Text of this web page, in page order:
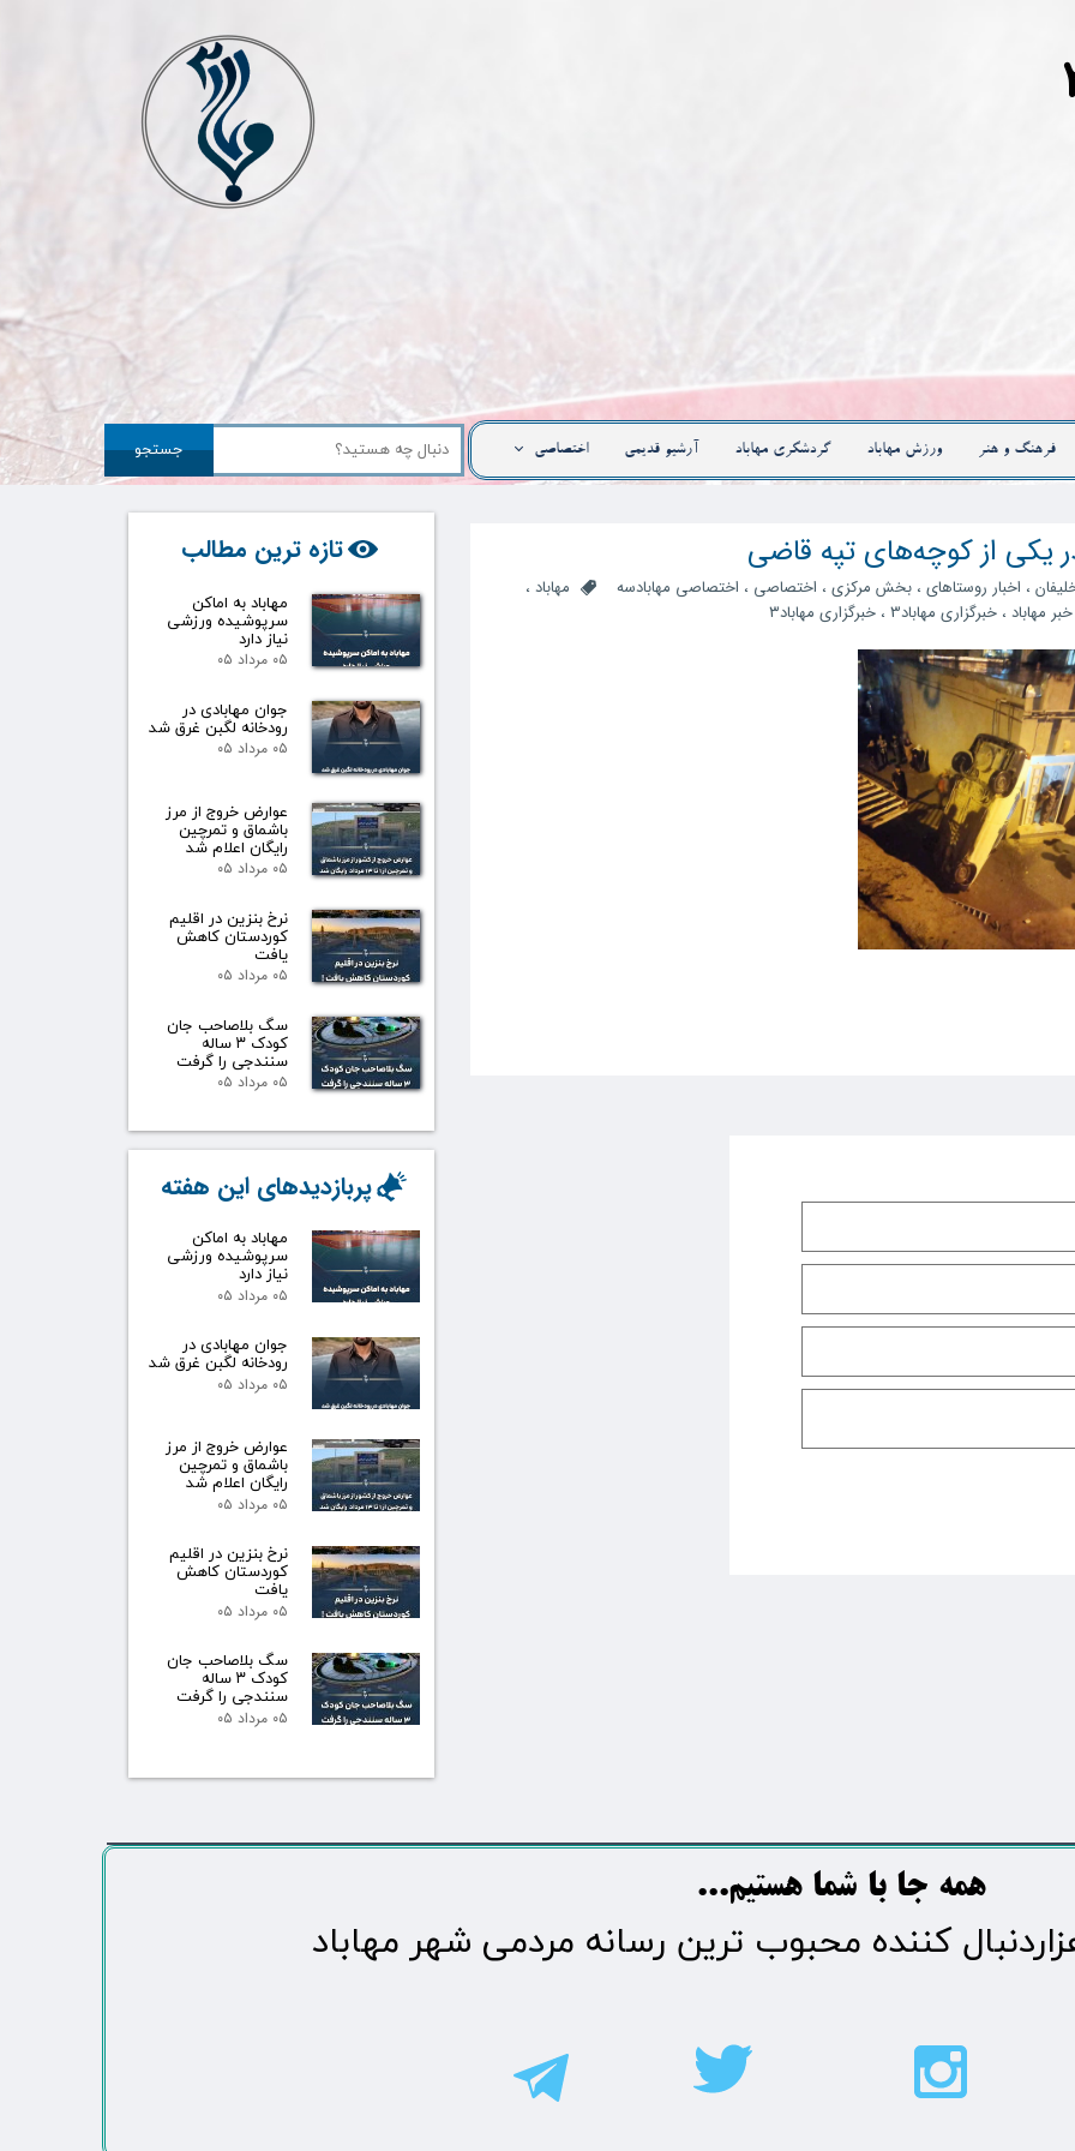
فرهنگ و هنر ورزش مهاباد گردشگری مهاباد آرشیو قدیمی اختصاصی جستجو
یکی از کوچه‌های تپه قاضی
، اخبار روستاهای ،بخش مرکزی ، اختصاصی ، اختصاصی مهابادسه مهاباد ،
خبر مهاباد ،خبرگزاری مهاباد3 ،خبرگزاری مهاباد۳
تازه ترین مطالب
مهاباد به اماکن
سرپوشیده ورزشی
نیاز دارد
۰۵ مرداد ۰۵
جوان مهابادی در
رودخانه لگبن غرق شد
۰۵ مرداد ۰۵
عوارض خروج از مرز
باشماق و تمرچین
رایگان اعلام شد
۰۵ مرداد ۰۵
نرخ بنزین در اقلیم
کوردستان کاهش
یافت
۰۵ مرداد ۰۵
سگ بلاصاحب جان
کودک ۳ ساله
سنندجی را گرفت
۰۵ مرداد ۰۵
مهاباد به اماکن
سرپوشیده ورزشی
نیاز دارد
۰۵ مرداد ۰۵
جوان مهابادی در
رودخانه لگبن غرق شد
۰۵ مرداد ۰۵
عوارض خروج از مرز
باشماق و تمرچین
رایگان اعلام شد
۰۵ مرداد ۰۵
نرخ بنزین در اقلیم
کوردستان کاهش
یافت
۰۵ مرداد ۰۵
سگ بلاصاحب جان
کودک ۳ ساله
سنندجی را گرفت
۰۵ مرداد ۰۵
پربازدیدهای این هفته
​​​همه جا با شما هستیم...​​​​​​​​​​​​​​